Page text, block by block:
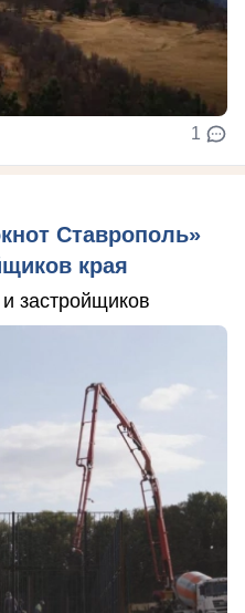
1
Ставрополь»
края
застройщиков